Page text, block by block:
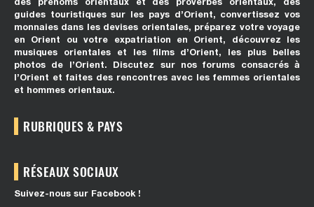
guides touristiques sur les pays d’Orient, convertissez vos
monnaies dans les devises orientales, préparez votre voyage
en Orient ou votre expatriation en Orient, découvrez les
musiques orientales et les films d’Orient, les plus belles
photos de l’Orient. Discutez sur nos forums consacrés à
l’Orient et faites des rencontres avec les femmes orientales
et hommes orientaux.
RUBRIQUES & PAYS
RÉSEAUX SOCIAUX
Suivez-nous sur Facebook !